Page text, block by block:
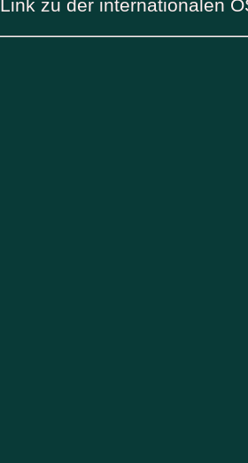
Link zu der internationalen